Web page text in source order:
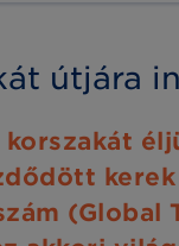
útjára